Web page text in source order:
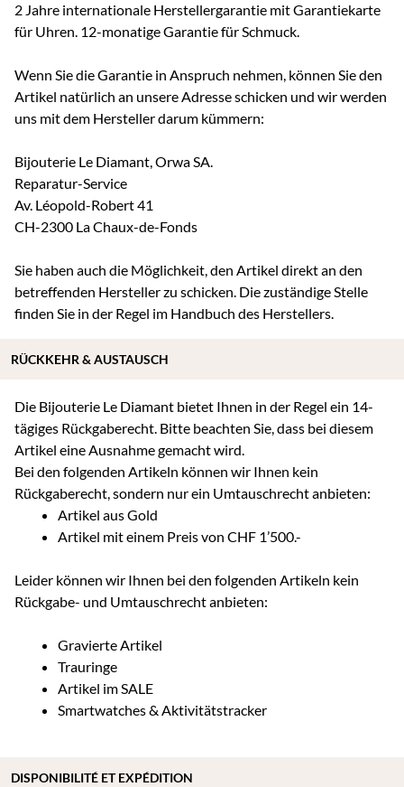
2 Jahre internationale Herstellergarantie mit Garantiekarte
für Uhren. 12-monatige Garantie für Schmuck.
Wenn Sie die Garantie in Anspruch nehmen, können Sie den
Artikel natürlich an unsere Adresse schicken und wir werden
uns mit dem Hersteller darum kümmern:
Bijouterie Le Diamant, Orwa SA.
Reparatur-Service
Av. Léopold-Robert 41
CH-2300 La Chaux-de-Fonds
Sie haben auch die Möglichkeit, den Artikel direkt an den
betreffenden Hersteller zu schicken. Die zuständige Stelle
finden Sie in der Regel im Handbuch des Herstellers.
Die Bijouterie Le Diamant bietet Ihnen in der Regel ein 14-
tägiges Rückgaberecht. Bitte beachten Sie, dass bei diesem
Artikel eine Ausnahme gemacht wird.
Bei den folgenden Artikeln können wir Ihnen kein
Rückgaberecht, sondern nur ein Umtauschrecht anbieten:
Artikel aus Gold
Artikel mit einem Preis von CHF 1’500.-
Leider können wir Ihnen bei den folgenden Artikeln kein
Rückgabe- und Umtauschrecht anbieten:
Gravierte Artikel
Trauringe
Artikel im SALE
Smartwatches & Aktivitätstracker
RÜCKKEHR & AUSTAUSCH
DISPONIBILITÉ ET EXPÉDITION